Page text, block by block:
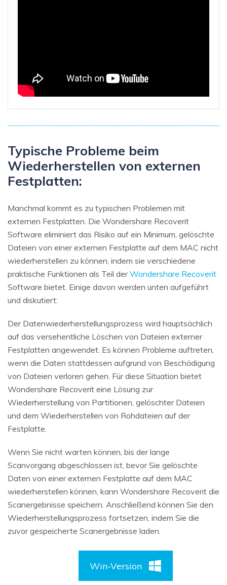
Typische Probleme beim
Wiederherstellen von externen
Festplatten:
Manchmal kommt es zu typischen Problemen mit
externen Festplatten. Die Wondershare Recoverit
Software eliminiert das Risiko auf ein Minimum, gelöschte
Dateien von einer externen Festplatte auf dem MAC nicht
wiederherstellen zu können, indem sie verschiedene
praktische Funktionen als Teil derWondershare Recoverit
Software bietet. Einige davon werden unten aufgeführt
und diskutiert:
Der Datenwiederherstellungsprozess wird hauptsächlich
auf das versehentliche Löschen von Dateien externer
Festplatten angewendet. Es können Probleme auftreten,
wenn die Daten stattdessen aufgrund von Beschädigung
von Dateien verloren gehen. Für diese Situation bietet
Wondershare Recoverit eine Lösung zur
Wiederherstellung von Partitionen, gelöschter Dateien
und dem Wiederherstellen von Rohdateien auf der
Festplatte.
Wenn Sie nicht warten können, bis der lange
Scanvorgang abgeschlossen ist, bevor Sie gelöschte
Daten von einer externen Festplatte auf dem MAC
wiederherstellen können, kann Wondershare Recoverit die
Scanergebnisse speichern. Anschließend können Sie den
Wiederherstellungsprozess fortsetzen, indem Sie die
zuvor gespeicherte Scanergebnisse laden.
Win-Version